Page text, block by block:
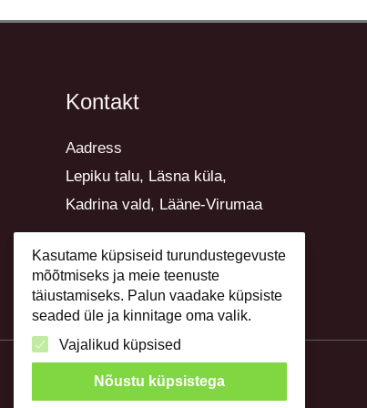
Kontakt
Aadress
Lepiku talu, Läsna küla,
Kadrina vald, Lääne-Virumaa
E-post krista@lillekirg.ee
Telefon +372 51 50 732
Kasutame küpsiseid turundustegevuste
mõõtmiseks ja meie teenuste
täiustamiseks. Palun vaadake küpsiste
seaded üle ja kinnitage oma valik.
Vajalikud küpsised
Nõustu küpsistega